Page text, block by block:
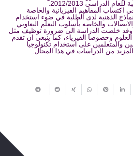
اكتساب المفاهيم الفيزيائية والخاصة
الذهنية لدى الطلبة في ضوء استخدام
والخاصة بأسلوب التعلم التعاوني
وقد خلصت الدراسة الى ضرورة توظيف مثل
وخصوصا الفيزياء، كما ينبغي ان تقدم
والمتعلمين على استخدام تكنولوجيا
من الدراسات في هذا المجال.